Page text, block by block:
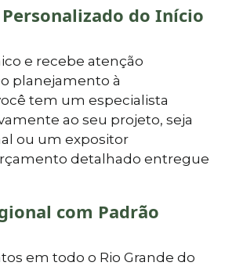
do Início
e recebe atenção
planejamento à
tem um especialista
ao seu projeto, seja
ou um expositor
detalhado entregue
com Padrão
em todo o Rio Grande do